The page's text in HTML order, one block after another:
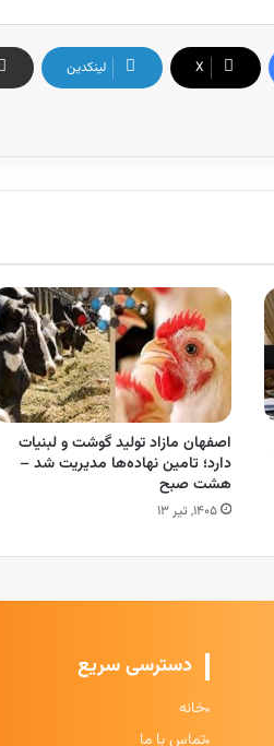
X لینکدین
اصفهان مازاد تولید گوشت و لبنیات
دارد؛ تامین نهاده‌ها مدیریت شد –
هشت صبح
۱۴۰۵, تیر ۱۳
دسترسی سریع
خانه
تماس با ما